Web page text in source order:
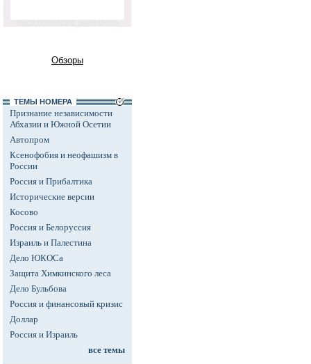
Обзоры
ТЕМЫ НОМЕРА
Признание независимости
Абхазии и Южной Осетии
Автопром
Ксенофобия и неофашизм в
России
Россия и Прибалтика
Исторические версии
Косово
Россия и Белоруссия
Израиль и Палестина
Дело ЮКОСа
Защита Химкинского леса
Дело Бульбова
Россия и финансовый кризис
Доллар
Россия и Израиль
все темы